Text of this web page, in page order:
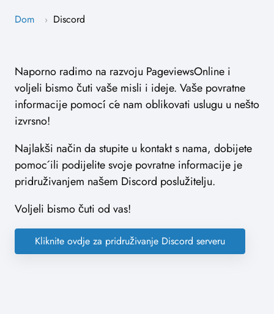
Dom › Discord
Naporno radimo na razvoju PageviewsOnline i
voljeli bismo čuti vaše misli i ideje. Vaše povratne
informacije pomoći će nam oblikovati uslugu u nešto
izvrsno!
Najlakši način da stupite u kontakt s nama, dobijete
pomoć ili podijelite svoje povratne informacije je
pridruživanjem našem Discord poslužitelju.
Voljeli bismo čuti od vas!
Kliknite ovdje za pridruživanje Discord serveru